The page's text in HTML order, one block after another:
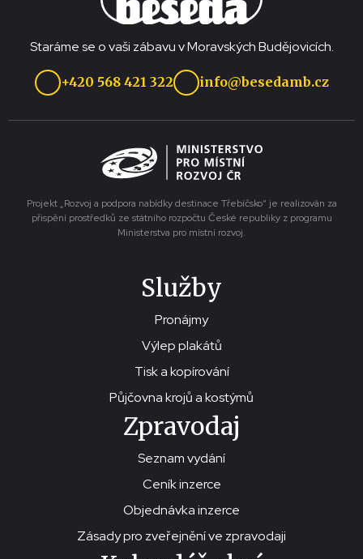
Staráme se o vaši zábavu v Moravských Budějovicích.
+420 568 421 322 info@besedamb.cz
Projekt „Rozvoj a podpora nabídky destinace Třebíčsko“ je realizován za
přispění prostředků ze státního rozpočtu České republiky z programu
Ministerstva pro místní rozvoj.
Služby
Pronájmy
Výlep plakátů
Tisk a kopírování
Půjčovna krojů a kostýmů
Zpravodaj
Seznam vydání
Ceník inzerce
Objednávka inzerce
Zásady pro zveřejnění ve zpravodaji